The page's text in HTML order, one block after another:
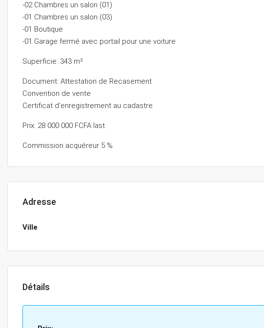
-02 Chambres un salon (01)
-01 Chambres un salon (03)
-01 Boutique
-01 Garage fermé avec portail pour une voiture
Superficie: 343 m²
Document: Attestation de Recasement
Convention de vente
Certificat d’enregistrement au cadastre
Prix: 28 000 000 FCFA last
Commission acquéreur 5 %
Adresse
Ville
Détails